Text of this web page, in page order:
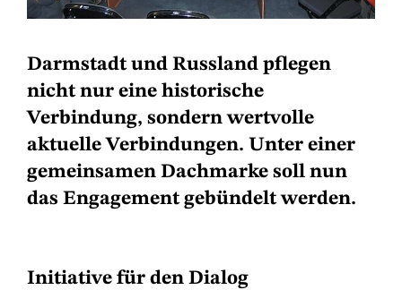
Darmstadt und Russland pflegen
nicht nur eine historische
Verbindung, sondern wertvolle
aktuelle Verbindungen. Unter einer
gemeinsamen Dachmarke soll nun
das Engagement gebündelt werden.
Initiative für den Dialog